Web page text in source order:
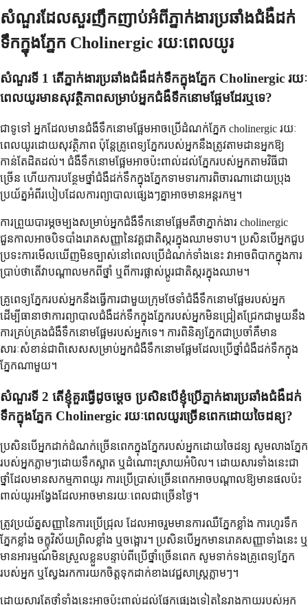
សំណួរដែលសួរញឹកញាប់អំពីភ្នាក់ងារប្រឆាំងជំងឺដក់
ទឹកក្នុងភ្នែក Cholinergic រយៈពេលយូរ
សំណួរទី 1 តើភ្នាក់ងារប្រឆាំងជំងឺដក់ទឹកក្នុងភ្នែក Cholinergic រយៈ
ពេលយូរមានសុវត្ថិភាពសម្រាប់អ្នកជំងឺទឹកនោមផ្អែមដែរឬទេ?
ជាទូទៅ អ្នកដែលមានជំងឺទឹកនោមផ្អែមអាចប្រើដំណក់ភ្នែក cholinergic រយៈ
ពេលយូរដោយសុវត្ថិភាព ប៉ុន្តែគ្រូពេទ្យភ្នែករបស់អ្នកនឹងត្រូវតាមដានអ្នកឱ្យ
កាន់តែដិតដល់។ ជំងឺទឹកនោមផ្អែមអាចប៉ះពាល់ដល់ភ្នែករបស់អ្នកតាមវិធីជា
ច្រើន ហើយការបន្ថែមថ្នាំជំងឺដក់ទឹកក្នុងភ្នែកទាមទារការពិចារណាដោយប្រុង
ប្រយ័ត្នអំពីរបៀបដែលការព្យាបាលផ្សេងៗគ្នាអាចមានអន្តរកម្ម។
ការព្រួយបារម្ភចម្បងសម្រាប់អ្នកជំងឺទឹកនោមផ្អែមគឺថាភ្នាក់ងារ cholinergic
ជួនកាលអាចបិទបាំងរោគសញ្ញានៃវគ្គជាតិស្ករក្នុងឈាមទាប។ ប្រសិនបើអ្នកជួប
ប្រទះការមើលឃើញមិនច្បាស់នៅពេលប្រើដំណក់ទាំងនេះ វាអាចពិបាកក្នុងការ
ប្រាប់ថាតើវាបណ្តាលមកពីថ្នាំ ឬពីការផ្លាស់ប្តូរជាតិស្ករក្នុងឈាម។
គ្រូពេទ្យភ្នែករបស់អ្នកនឹងធ្វើការជាមួយក្រុមថែទាំជំងឺទឹកនោមផ្អែមរបស់អ្នក
ដើម្បីធានាថាការព្យាបាលជំងឺដក់ទឹកក្នុងភ្នែករបស់អ្នកមិនជ្រៀតជ្រែកជាមួយនឹង
ការគ្រប់គ្រងជំងឺទឹកនោមផ្អែមរបស់អ្នកទេ។ ការពិនិត្យភ្នែកជាប្រចាំគឺមាន
សារៈសំខាន់ជាពិសេសសម្រាប់អ្នកជំងឺទឹកនោមផ្អែមដែលប្រើថ្នាំជំងឺដក់ទឹកក្នុង
ភ្នែកណាមួយ។
សំណួរទី 2 តើខ្ញុំគួរធ្វើដូចម្តេច ប្រសិនបើខ្ញុំប្រើភ្នាក់ងារប្រឆាំងជំងឺដក់
ទឹកក្នុងភ្នែក Cholinergic រយៈពេលយូរច្រើនពេកដោយចៃដន្យ?
ប្រសិនបើអ្នកដាក់ដំណក់ច្រើនពេកក្នុងភ្នែករបស់អ្នកដោយចៃដន្យ សូមលាងភ្នែក
របស់អ្នកភ្លាមៗដោយទឹកស្អាត ឬដំណោះស្រាយអំបិល។ ដោយសារទាំងនេះជា
ថ្នាំដែលមានសកម្មភាពយូរ ការប្រើប្រាស់ច្រើនពេកអាចបណ្តាលឱ្យមានផលប៉ះ
ពាល់យូរអង្វែងដែលអាចមានរយៈពេលជាច្រើនថ្ងៃ។
ត្រូវប្រយ័ត្នសញ្ញានៃការប្រើជ្រុល ដែលអាចរួមមានការឈឺភ្នែកខ្លាំង ការហូរទឹក
ភ្នែកខ្លាំង ចក្ខុវិស័យព្រិលខ្លាំង ឬចង្អោរ។ ប្រសិនបើអ្នកមានរោគសញ្ញាទាំងនេះ ឬ
មានអារម្មណ៍មិនស្រួលខ្លួនបន្ទាប់ពីប្រើថ្នាំច្រើនពេក សូមទាក់ទងគ្រូពេទ្យភ្នែក
របស់អ្នក ឬស្វែងរកការយកចិត្តទុកដាក់ខាងវេជ្ជសាស្ត្រភ្លាមៗ។
ដោយសារតែថ្នាំទាំងនេះអាចប៉ះពាល់ដល់ផ្នែកផ្សេងទៀតនៃរាងកាយរបស់អ្នក